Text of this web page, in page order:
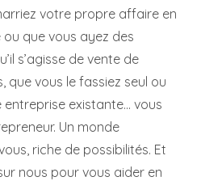
votre propre affaire en
que vous ayez des
s’agisse de vente de
que vous le fassiez seul ou
existante... vous
Un monde
riche de possibilités. Et
nous pour vous aider en